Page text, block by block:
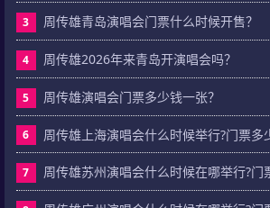
3 周传雄青岛演唱会门票什么时候开售？
4 周传雄2026年来青岛开演唱会吗？
5 周传雄演唱会门票多少钱一张？
6 周传雄上海演唱会什么时候举行?门票多
7 周传雄苏州演唱会什么时候在哪举行?门